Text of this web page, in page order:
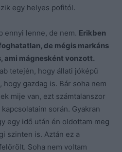
egy helyes pofitól.
ennyi lenne, de nem. Erikben
de mégis markáns
ami mágnesként vonzott.
tetején, hogy állati jóképű
gazdag is. Bár soha nem
mije van, ezt számtalanszor
során. Gyakran
egy idő után én oldottam meg
szinten is. Aztán ez a
Soha nem voltam